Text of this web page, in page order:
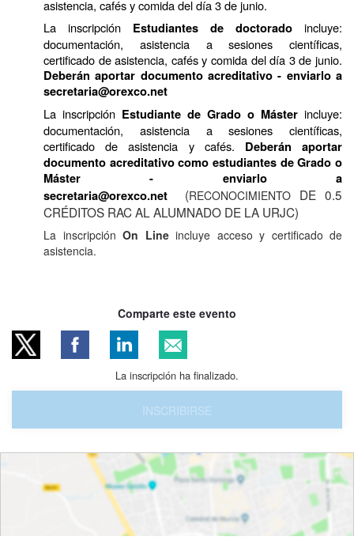
asistencia, cafés y comida del día 3 de junio.
La inscripción Estudiantes de doctorado incluye:
documentación, asistencia a sesiones científicas,
certificado de asistencia, cafés y comida del día 3 de junio.
Deberán aportar documento acreditativo - enviarlo a
secretaria@orexco.net
La inscripción Estudiante de Grado o Máster incluye:
documentación, asistencia a sesiones científicas,
certificado de asistencia y cafés. Deberán aportar
documento acreditativo como estudiantes de Grado o
Máster - enviarlo a
secretaria@orexco.net
(RECONOCIMIENTO DE 0.5
CRÉDITOS RAC AL ALUMNADO DE LA URJC)
La inscripción On Lineincluye acceso y certificado de
asistencia.
Comparte este evento
La inscripción ha finalizado.
INSCRIBIRSE